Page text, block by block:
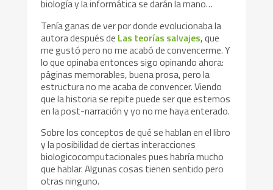
biología y la informática se darán la mano…
Tenía ganas de ver por donde evolucionaba la
autora después de Las teorías salvajes, que
me gustó pero no me acabó de convencerme. Y
lo que opinaba entonces sigo opinando ahora:
páginas memorables, buena prosa, pero la
estructura no me acaba de convencer. Viendo
que la historia se repite puede ser que estemos
en la post-narración y yo no me haya enterado.
Sobre los conceptos de qué se hablan en el libro
y la posibilidad de ciertas interacciones
biologicocomputacionales pues habría mucho
que hablar. Algunas cosas tienen sentido pero
otras ninguno.